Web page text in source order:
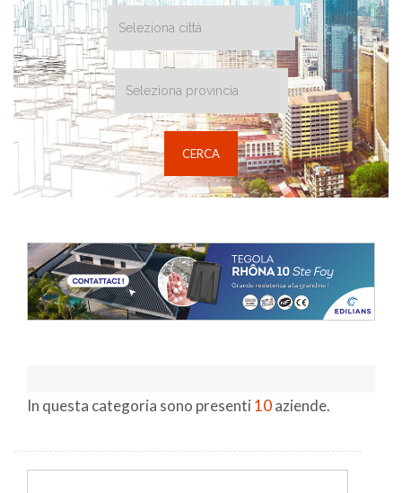
In questa categoria sono presenti 10aziende.